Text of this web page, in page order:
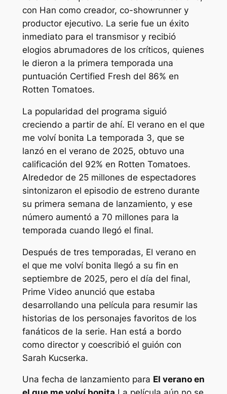
con Han como creador, co-showrunner y
productor ejecutivo. La serie fue un éxito
inmediato para el transmisor y recibió
elogios abrumadores de los críticos, quienes
le dieron a la primera temporada una
puntuación Certified Fresh del 86% en
Rotten Tomatoes.
La popularidad del programa siguió
creciendo a partir de ahí. El verano en el que
me volví bonita La temporada 3, que se
lanzó en el verano de 2025, obtuvo una
calificación del 92% en Rotten Tomatoes.
Alrededor de 25 millones de espectadores
sintonizaron el episodio de estreno durante
su primera semana de lanzamiento, y ese
número aumentó a 70 millones para la
temporada cuando llegó el final.
Después de tres temporadas, El verano en
el que me volví bonita llegó a su fin en
septiembre de 2025, pero el día del final,
Prime Video anunció que estaba
desarrollando una película para resumir las
historias de los personajes favoritos de los
fanáticos de la serie. Han está a bordo
como director y coescribió el guión con
Sarah Kucserka.
Una fecha de lanzamiento para El verano en